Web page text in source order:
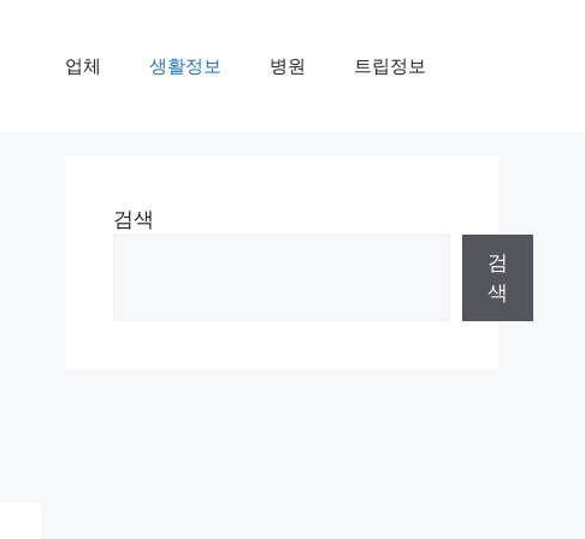
업체 생활정보 병원 트립정보
검색
검
색